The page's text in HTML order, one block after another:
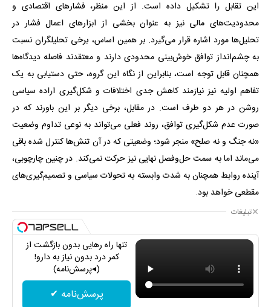
این تقابل را تشکیل داده است. از این منظر، فشارهای اقتصادی و
محدودیت‌های مالی نیز به عنوان بخشی از ابزارهای اعمال فشار در
تحلیل‌ها مورد اشاره قرار می‌گیرد. بر همین اساس، برخی تحلیلگران نسبت
به چشم‌انداز توافق خوش‌بینی محدودی دارند و معتقدند فاصله دیدگاه‌ها
همچنان قابل توجه است، بنابراین از نگاه این گروه، حتی دستیابی به یک
تفاهم اولیه نیز نیازمند کاهش جدی اختلافات و شکل‌گیری اراده سیاسی
روشن در هر دو طرف است. در مقابل، برخی دیگر بر این باورند که در
صورت عدم شکل‌گیری توافق، روند فعلی می‌تواند به نوعی تداوم وضعیت
«نه جنگ و نه صلح» منجر شود؛ وضعیتی که در آن تنش‌ها کنترل‌ شده باقی
می‌ماند اما به سمت حل‌وفصل نهایی نیز حرکت نمی‌کند. در چنین چارچوبی،
آینده روابط همچنان به ‌شدت وابسته به تحولات سیاسی و تصمیم‌گیری‌های
مقطعی خواهد بود.
تبلیغات
تنها راه رهایی بدون بازگشت از
کمر درد بدون نیاز به دارو!
(◂پرسش‌نامه)
پرسش‌نامه ✔